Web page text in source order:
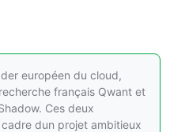
européen du cloud,
français Qwant et
Ces deux
dun projet ambitieux